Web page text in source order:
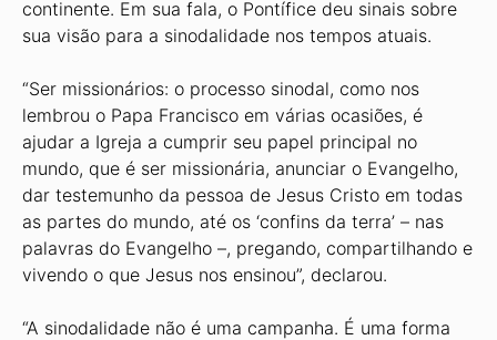
continente. Em sua fala, o Pontífice deu sinais sobre
sua visão para a sinodalidade nos tempos atuais.
“Ser missionários: o processo sinodal, como nos
lembrou o Papa Francisco em várias ocasiões, é
ajudar a Igreja a cumprir seu papel principal no
mundo, que é ser missionária, anunciar o Evangelho,
dar testemunho da pessoa de Jesus Cristo em todas
as partes do mundo, até os ‘confins da terra’ – nas
palavras do Evangelho –, pregando, compartilhando e
vivendo o que Jesus nos ensinou”, declarou.
“A sinodalidade não é uma campanha. É uma forma